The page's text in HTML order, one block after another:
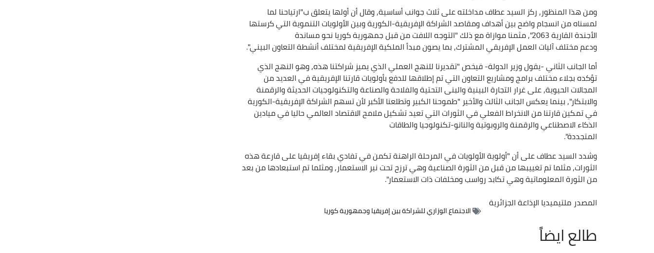
ومن هذا المنظور, ركز السيد عطاف مداخلته على ثلاث جوانب أساسية, وقال أن أولها يتعلق ب"ارتياحنا لما
لمسناه من انسجام واضح بين أهداف ومقاصد الشراكة الإفريقية-الكورية وبين الأولويات التنموية التي كرستها
الأجندة القارية 2063", مثمنا موازاة مع ذلك "التوجه اللافت من قبل جمهورية كوريا نحو مساندة
ودعم مختلف آليات العمل الإفريقي المشترك, بما يصون مبدأ الملكية الإفريقية لمختلف أنشطة التعاون البيني".
أما الجانب الثاني -يقول وزير الدولة- فيخص "تقديرنا للنهج العملي الذي يميز شراكتنا هذه, وهو النهج الذي
تؤكده بجلاء مختلف برامج ومشاريع التعاون التي تم إطلاقها للدفع بأولويات قارتنا الإفريقية في العديد من
المجالات الحيوية, على غرار التجارة البينية والبنى التحتية والفلاحة والصناعة والتكنولوجيات الحديثة والرقمنة
والابتكار", بينما يعكس الجانب الثالث والأخير "طموحنا الكبير وتطلعنا الأكبر لأن تسهم الشراكة الإفريقية-الكورية
في تمكين قارتنا من الانخراط الفعلي في الثورات التي تعيد تشكيل ملامح الاقتصاد العالمي حاليا في ميادين
الذكاء الاصطناعي والرقمنة والروبوتية والنانو-تكنولوجيا والطاقات
المتجددة".
وشدد السيد عطاف على أن "أولوية الأولويات في المرحلة الراهنة تكمن في تفادي بقاء إفريقيا على قارعة هذه
الثورات, مثلما تم تغييبها من قبل من الثورة الصناعية وهي ترزح تحت نير الاستعمار, ومثلما تم استبعادها من بعد
من الثورة المعلوماتية وهي تكابد رواسب ومخلفات ذات الاستعمار".
المصدر ملتيميديا الإذاعة الجزائرية
الاجتماع الوزاري للشراكة بين إفريقيا وجمهورية كوريا
طالع ايضاً